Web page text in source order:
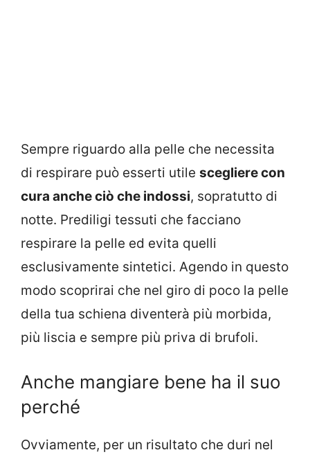
Sempre riguardo alla pelle che necessita
di respirare può esserti utile scegliere con
cura anche ciò che indossi, sopratutto di
notte. Prediligi tessuti che facciano
respirare la pelle ed evita quelli
esclusivamente sintetici. Agendo in questo
modo scoprirai che nel giro di poco la pelle
della tua schiena diventerà più morbida,
più liscia e sempre più priva di brufoli.
Anche mangiare bene ha il suo
perché
Ovviamente, per un risultato che duri nel